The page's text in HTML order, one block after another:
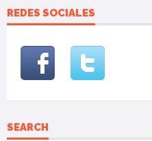
REDES SOCIALES
SEARCH